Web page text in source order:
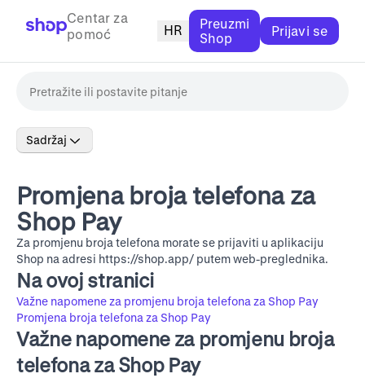
Centar za
pomoć
HR
Preuzmi
Shop
Prijavi se
Sadržaj
Promjena broja telefona za
Shop Pay
Za promjenu broja telefona morate se prijaviti u aplikaciju
Shop na adresi https://shop.app/ putem web-preglednika.
Na ovoj stranici
Važne napomene za promjenu broja telefona za Shop Pay
Promjena broja telefona za Shop Pay
Važne napomene za promjenu broja
telefona za Shop Pay